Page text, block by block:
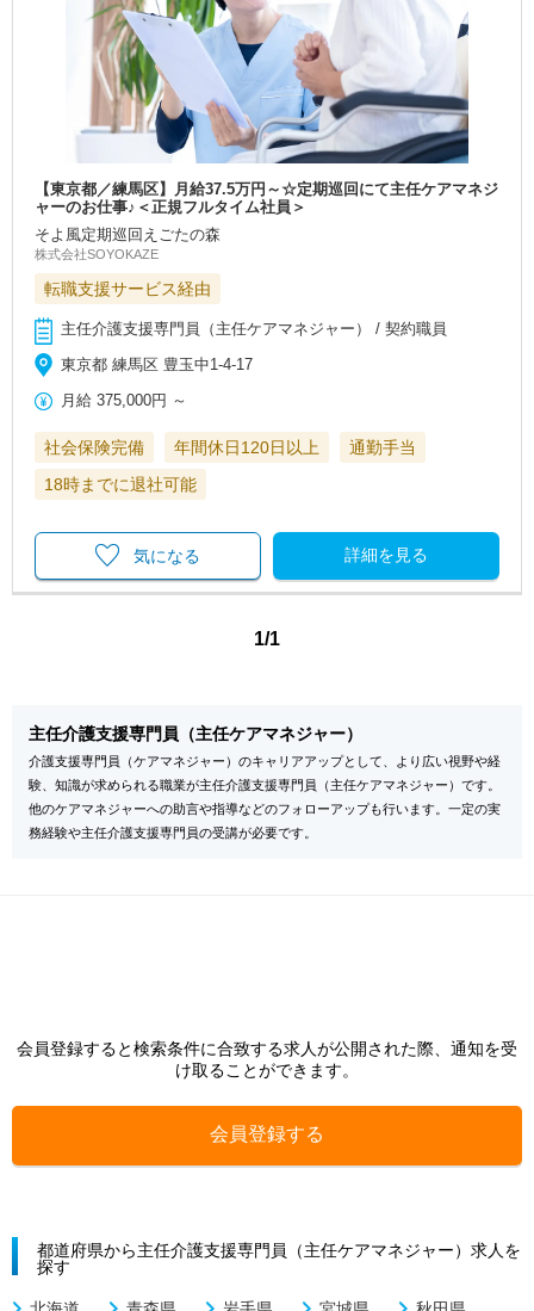
【東京都／練馬区】月給37.5万円～☆定期巡回にて主任ケアマネジ
ャーのお仕事♪＜正規フルタイム社員＞
そよ風定期巡回えごたの森
株式会社SOYOKAZE
転職支援サービス経由
主任介護支援専門員（主任ケアマネジャー） / 契約職員
東京都 練馬区 豊玉中1-4-17
月給 375,000円 ～
社会保険完備 年間休日120日以上
通勤手当
18時までに退社可能
詳細を見る
気になる
1/1
主任介護支援専門員（主任ケアマネジャー）
介護支援専門員（ケアマネジャー）のキャリアアップとして、より広い視野や経
験、知識が求められる職業が主任介護支援専門員（主任ケアマネジャー）です。
他のケアマネジャーへの助言や指導などのフォローアップも行います。一定の実
務経験や主任介護支援専門員の受講が必要です。
会員登録すると検索条件に合致する求人が公開された際、通知を受
け取ることができます。
会員登録する
都道府県から主任介護支援専門員（主任ケアマネジャー）求人を
探す